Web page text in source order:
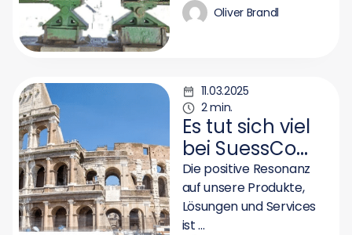
Oliver Brandl
11.03.2025
2 min.
Es tut sich viel
bei SuessCo
Sensors
Die positive Resonanz
auf unsere Produkte,
Lösungen und Services
ist ...